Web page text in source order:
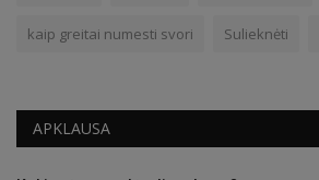
kaip greitai numesti svori Sulieknėti
APKLAUSA